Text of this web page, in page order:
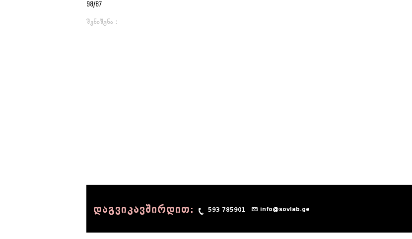
98/87
შენიშვნა :
დაგვიკავშირდით: 593 785901 info@sovlab.ge